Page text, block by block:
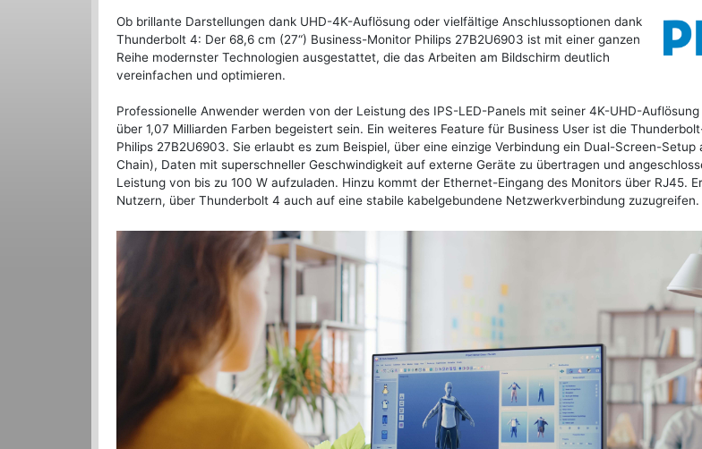
Ob brillante Darstellungen dank UHD-4K-Auflösung oder vielfältige Anschlussoptionen dank
Thunderbolt 4: Der 68,6 cm (27“) Business-Monitor Philips 27B2U6903 ist mit einer ganzen
Reihe modernster Technologien ausgestattet, die das Arbeiten am Bildschirm deutlich
vereinfachen und optimieren.
Professionelle Anwender werden von der Leistung des IPS-LED-Panels mit seiner 4K-UHD-
über 1,07 Milliarden Farben begeistert sein. Ein weiteres Feature für Business User ist die
Philips 27B2U6903. Sie erlaubt es zum Beispiel, über eine einzige Verbindung ein Dual-Screen-
Chain), Daten mit superschneller Geschwindigkeit auf externe Geräte zu übertragen und
Leistung von bis zu 100 W aufzuladen. Hinzu kommt der Ethernet-Eingang des Monitors über RJ45.
Nutzern, über Thunderbolt 4 auch auf eine stabile kabelgebundene Netzwerkverbindung zuzugreifen.